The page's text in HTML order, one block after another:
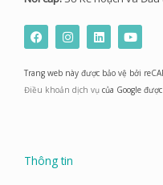
F
a
c
b
o
I
n
s
a
g
L
i
n
k
e
d
Y
o
u
t
u
b
Trang web này được bảo vệ bởi
Điều khoản dịch vụ của Google
Thông tin